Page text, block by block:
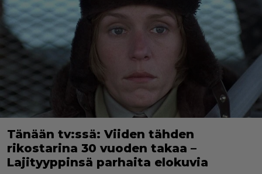
Tänään tv:ssä: Viiden tähden
rikostarina 30 vuoden takaa –
Lajityyppinsä parhaita elokuvia